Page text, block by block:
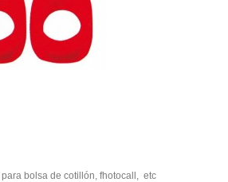
bolsa de cotillón, fhotocall, etc